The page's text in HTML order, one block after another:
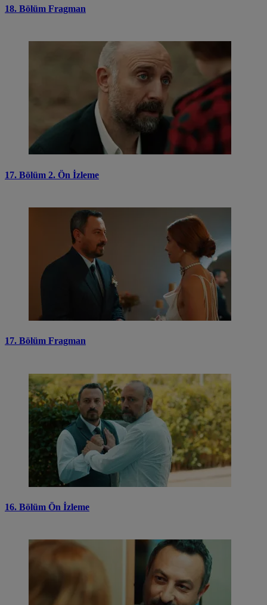
18. Bölüm Fragman
17. Bölüm 2. Ön İzleme
17. Bölüm Fragman
16. Bölüm Ön İzleme